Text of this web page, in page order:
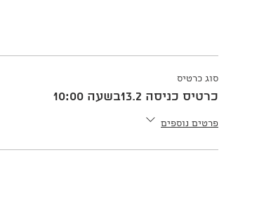
סוג כרטיס
כרטיס כניסה 13.2בשעה 10:00
פרטים נוספים